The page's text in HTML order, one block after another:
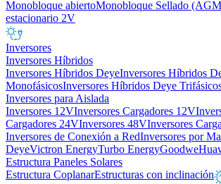
Monobloque abiertoMonobloque Sellado
estacionario 2V
Inversores
Inversores Híbridos
Inversores Híbridos DeyeInversores Híbridos
MonofásicosInversores Híbridos Deye
Inversores para Aislada
Inversores 12VInversores Cargadores 12V
Cargadores 24VInversores 48VInversores
Inversores de Conexión a RedInversores por
DeyeVictron EnergyTurbo EnergyGoodwe
Estructura Paneles Solares
Estructura CoplanarEstructuras con inclinación